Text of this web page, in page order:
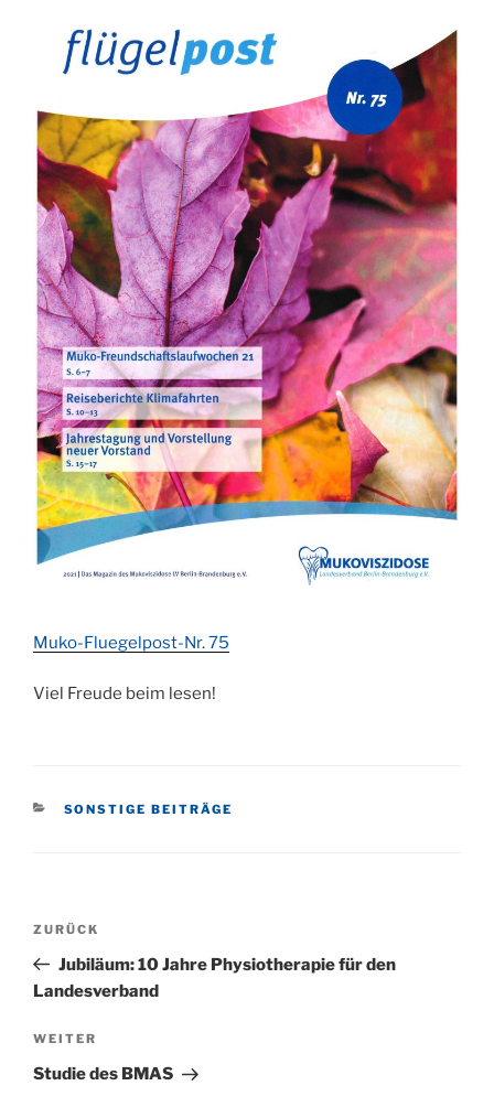
Muko-Fluegelpost-Nr. 75
Viel Freude beim lesen!
KATEGORIEN
SONSTIGE BEITRÄGE
Beitragsnavigation
Vorheriger
Beitrag
ZURÜCK
Jubiläum: 10 Jahre Physiotherapie für den
Landesverband
Nächster
Beitrag
WEITER
Studie des BMAS